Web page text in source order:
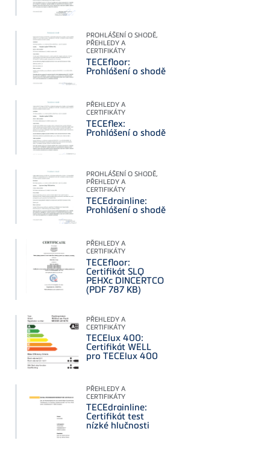
PROHLÁŠENÍ O SHODĚ,
PŘEHLEDY A
CERTIFIKÁTY
TECEfloor:
Prohlášení o shodě
PŘEHLEDY A
CERTIFIKÁTY
TECEflex:
Prohlášení o shodě
PROHLÁŠENÍ O SHODĚ,
PŘEHLEDY A
CERTIFIKÁTY
TECEdrainline:
Prohlášení o shodě
PŘEHLEDY A
CERTIFIKÁTY
TECEfloor:
Certifikát SLQ
PEHXc DINCERTCO
(PDF 787 KB)
PŘEHLEDY A
CERTIFIKÁTY
TECElux 400:
Certifikát WELL
pro TECElux 400
PŘEHLEDY A
CERTIFIKÁTY
TECEdrainline:
Certifikát test
nízké hlučnosti